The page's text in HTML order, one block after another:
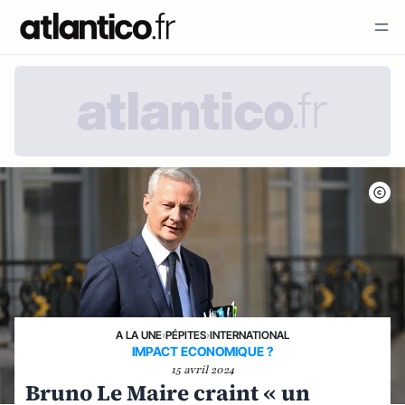
A LA UNE›PÉPITES›INTERNATIONAL
IMPACT ECONOMIQUE ?
15 avril 2024
Bruno Le Maire craint « un